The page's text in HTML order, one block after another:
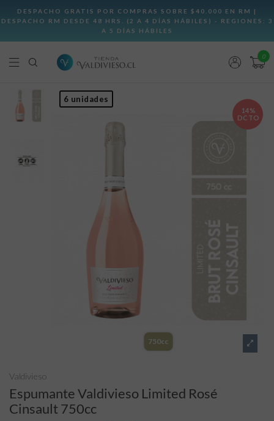
0
6 unidades
14%
DCTO
750cc
Valdivieso
Espumante Valdivieso Limited Rosé
Cinsault 750cc